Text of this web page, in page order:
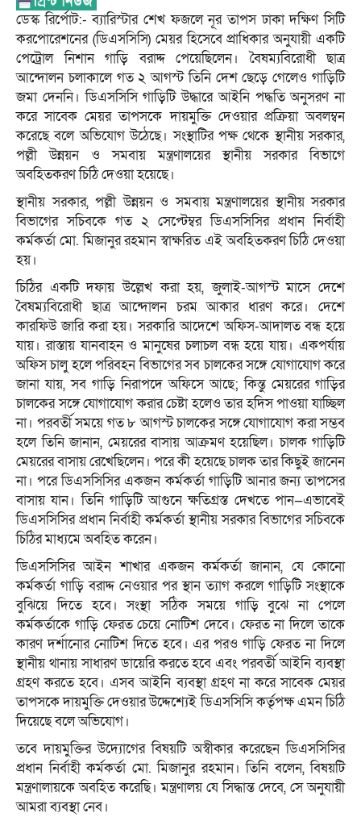
ডেস্ক রির্পোট:- ব্যারিস্টার শেখ ফজলে নূর তাপস ঢাকা দক্ষিণ সিটি
করপোরেশনের (ডিএসসিসি) মেয়র হিসেবে প্রাধিকার অনুযায়ী একটি
পেট্রোল নিশান গাড়ি বরাদ্দ পেয়েছিলেন। বৈষম্যবিরোধী ছাত্র
আন্দোলন চলাকালে গত ২ আগস্ট তিনি দেশ ছেড়ে গেলেও গাড়িটি
জমা দেননি। ডিএসসিসি গাড়িটি উদ্ধারে আইনি পদ্ধতি অনুসরণ না
করে সাবেক মেয়র তাপসকে দায়মুক্তি দেওয়ার প্রক্রিয়া অবলম্বন
করেছে বলে অভিযোগ উঠেছে। সংস্থাটির পক্ষ থেকে স্থানীয় সরকার,
পল্লী উন্নয়ন ও সমবায় মন্ত্রণালয়ের স্থানীয় সরকার বিভাগে
অবহিতকরণ চিঠি দেওয়া হয়েছে।
স্থানীয় সরকার, পল্লী উন্নয়ন ও সমবায় মন্ত্রণালয়ের স্থানীয় সরকার
বিভাগের সচিবকে গত ২ সেপ্টেম্বর ডিএসসিসির প্রধান নির্বাহী
কর্মকর্তা মো. মিজানুর রহমান স্বাক্ষরিত এই অবহিতকরণ চিঠি দেওয়া
হয়।
চিঠির একটি দফায় উল্লেখ করা হয়, জুলাই-আগস্ট মাসে দেশে
বৈষম্যবিরোধী ছাত্র আন্দোলন চরম আকার ধারণ করে। দেশে
কারফিউ জারি করা হয়। সরকারি আদেশে অফিস-আদালত বন্ধ হয়ে
যায়। রাস্তায় যানবাহন ও মানুষের চলাচল বন্ধ হয়ে যায়। একপর্যায়
অফিস চালু হলে পরিবহন বিভাগের সব চালকের সঙ্গে যোগাযোগ করে
জানা যায়, সব গাড়ি নিরাপদে অফিসে আছে; কিন্তু মেয়রের গাড়ির
চালকের সঙ্গে যোগাযোগ করার চেষ্টা হলেও তার হদিস পাওয়া যাচ্ছিল
না। পরবর্তী সময়ে গত ৮ আগস্ট চালকের সঙ্গে যোগাযোগ করা সম্ভব
হলে তিনি জানান, মেয়রের বাসায় আক্রমণ হয়েছিল। চালক গাড়িটি
মেয়রের বাসায় রেখেছিলেন। পরে কী হয়েছে চালক তার কিছুই জানেন
না। পরে ডিএসসিসির একজন কর্মকর্তা গাড়িটি আনার জন্য তাপসের
বাসায় যান। তিনি গাড়িটি আগুনে ক্ষতিগ্রস্ত দেখতে পান—এভাবেই
ডিএসসিসির প্রধান নির্বাহী কর্মকর্তা স্থানীয় সরকার বিভাগের সচিবকে
চিঠির মাধ্যমে অবহিত করেন।
ডিএসসিসির আইন শাখার একজন কর্মকর্তা জানান, যে কোনো
কর্মকর্তা গাড়ি বরাদ্দ নেওয়ার পর স্থান ত্যাগ করলে গাড়িটি সংস্থাকে
বুঝিয়ে দিতে হবে। সংস্থা সঠিক সময়ে গাড়ি বুঝে না পেলে
কর্মকর্তাকে গাড়ি ফেরত চেয়ে নোটিশ দেবে। ফেরত না দিলে তাকে
কারণ দর্শানোর নোটিশ দিতে হবে। এর পরও গাড়ি ফেরত না দিলে
স্থানীয় থানায় সাধারণ ডায়েরি করতে হবে এবং পরবর্তী আইনি ব্যবস্থা
গ্রহণ করতে হবে। এসব আইনি ব্যবস্থা গ্রহণ না করে সাবেক মেয়র
তাপসকে দায়মুক্তি দেওয়ার উদ্দেশ্যেই ডিএসসিসি কর্তৃপক্ষ এমন চিঠি
দিয়েছে বলে অভিযোগ।
তবে দায়মুক্তির উদ্যোগের বিষয়টি অস্বীকার করেছেন ডিএসসিসির
প্রধান নির্বাহী কর্মকর্তা মো. মিজানুর রহমান। তিনি বলেন, বিষয়টি
মন্ত্রণালায়কে অবহিত করেছি। মন্ত্রণালয় যে সিদ্ধান্ত দেবে, সে অনুযায়ী
আমরা ব্যবস্থা নেব।